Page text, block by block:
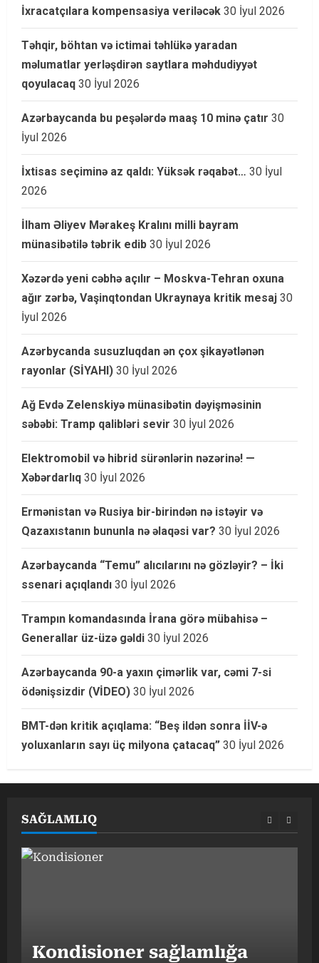
İxracatçılara kompensasiya veriləcək 30 İyul 2026
Təhqir, böhtan və ictimai təhlükə yaradan
məlumatlar yerləşdirən saytlara məhdudiyyət
qoyulacaq 30 İyul 2026
Azərbaycanda bu peşələrdə maaş 10 minə çatır 30
İyul 2026
İxtisas seçiminə az qaldı: Yüksək rəqabət… 30 İyul
2026
İlham Əliyev Mərakeş Kralını milli bayram
münasibətilə təbrik edib 30 İyul 2026
Xəzərdə yeni cəbhə açılır – Moskva-Tehran oxuna
ağır zərbə, Vaşinqtondan Ukraynaya kritik mesaj 30
İyul 2026
Azərbycanda susuzluqdan ən çox şikayətlənən
rayonlar (SİYAHI) 30 İyul 2026
Ağ Evdə Zelenskiyə münasibətin dəyişməsinin
səbəbi: Tramp qalibləri sevir 30 İyul 2026
Elektromobil və hibrid sürənlərin nəzərinə! —
Xəbərdarlıq 30 İyul 2026
Ermənistan və Rusiya bir-birindən nə istəyir və
Qazaxıstanın bununla nə əlaqəsi var? 30 İyul 2026
Azərbaycanda “Temu” alıcılarını nə gözləyir? – İki
ssenari açıqlandı 30 İyul 2026
Trampın komandasında İrana görə mübahisə –
Generallar üz-üzə gəldi 30 İyul 2026
Azərbaycanda 90-a yaxın çimərlik var, cəmi 7-si
ödənişsizdir (VİDEO) 30 İyul 2026
BMT-dən kritik açıqlama: “Beş ildən sonra İİV-ə
yoluxanların sayı üç milyona çatacaq” 30 İyul 2026
SAĞLAMLIQ
Kondisioner sağlamlığa